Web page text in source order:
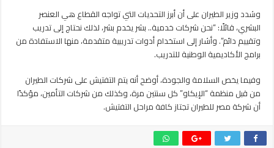
وشدد وزير الطيران على أن أبرز التحديات التي تواجه القطاع هي العنصر
البشري، قائلًا: “نحن شركات خدمية.. بشر يخدم بشر، لذلك نحتاج إلى تدريب
وتقييم دائم”. وأشار إلى استخدام أدوات تدريبية متقدمة، منها الاستفادة من
برامج الأكاديمية الوطنية للتدريب.
وفيما يخص السلامة والجودة، أوضح أنه يتم التفتيش على شركات الطيران
من قبل منظمة “الإيكاو” كل سنتين مرة، وكذلك من شركات التأمين، مؤكدًا
أن شركة مصر للطيران تجتاز كافة مراحل التفتيش.